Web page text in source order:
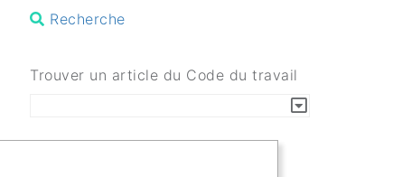
Recherche
Trouver un article du Code du travail